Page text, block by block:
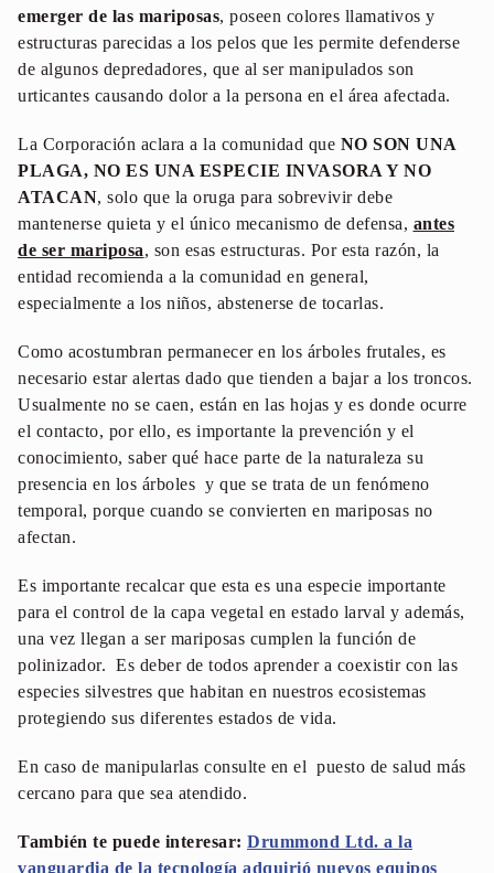
emerger de las mariposas, poseen colores llamativos y
estructuras parecidas a los pelos que les permite defenderse
de algunos depredadores, que al ser manipulados son
urticantes causando dolor a la persona en el área afectada.
La Corporación aclara a la comunidad que NO SON UNA
PLAGA, NO ES UNA ESPECIE INVASORA Y NO
ATACAN, solo que la oruga para sobrevivir debe
mantenerse quieta y el único mecanismo de defensa, antes
de ser mariposa, son esas estructuras. Por esta razón, la
entidad recomienda a la comunidad en general,
especialmente a los niños, abstenerse de tocarlas.
Como acostumbran permanecer en los árboles frutales, es
necesario estar alertas dado que tienden a bajar a los troncos.
Usualmente no se caen, están en las hojas y es donde ocurre
el contacto, por ello, es importante la prevención y el
conocimiento, saber qué hace parte de la naturaleza su
presencia en los árboles y que se trata de un fenómeno
temporal, porque cuando se convierten en mariposas no
afectan.
Es importante recalcar que esta es una especie importante
para el control de la capa vegetal en estado larval y además,
una vez llegan a ser mariposas cumplen la función de
polinizador. Es deber de todos aprender a coexistir con las
especies silvestres que habitan en nuestros ecosistemas
protegiendo sus diferentes estados de vida.
En caso de manipularlas consulte en el puesto de salud más
cercano para que sea atendido.
También te puede interesar: Drummond Ltd. a la
vanguardia de la tecnología adquirió nuevos equipos